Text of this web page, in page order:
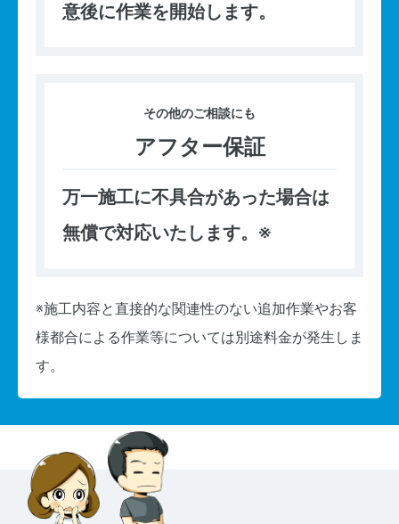
意後に作業を開始します。
その他のご相談にも
アフター保証
万一施工に不具合があった場合は
無償で対応いたします。※
※施工内容と直接的な関連性のない追加作業やお客
様都合による作業等については別途料金が発生しま
す。